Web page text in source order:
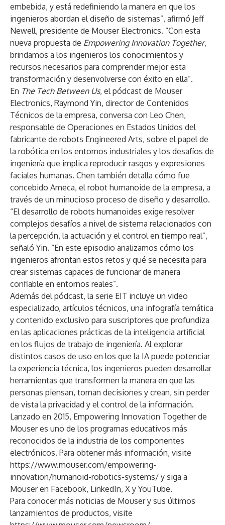
embebida, y está redefiniendo la manera en que los
ingenieros abordan el diseño de sistemas”, afirmó Jeff
Newell, presidente de Mouser Electronics. “Con esta
nueva propuesta de Empowering Innovation Together,
brindamos a los ingenieros los conocimientos y
recursos necesarios para comprender mejor esta
transformación y desenvolverse con éxito en ella”.
En The Tech Between Us, elpódcast de Mouser
Electronics, Raymond Yin, director de Contenidos
Técnicos de la empresa, conversa con Leo Chen,
responsable de Operaciones en Estados Unidos del
fabricante de robots Engineered Arts, sobre el papel de
la robótica en los entornos industriales y los desafíos de
ingeniería que implica reproducir rasgos y expresiones
faciales humanas. Chen también detalla cómo fue
concebido Ameca, el robot humanoide de la empresa, a
través de un minucioso proceso de diseño y desarrollo.
“El desarrollo de robots humanoides exige resolver
complejos desafíos a nivel de sistema relacionados con
la percepción, la actuación y el control en tiempo real”,
señaló Yin. “En este episodio analizamos cómo los
ingenieros afrontan estos retos y qué se necesita para
crear sistemas capaces de funcionar de manera
confiable en entornos reales”.
Además del pódcast, la serie EIT incluye un video
especializado, artículos técnicos, una infografía temática
y contenido exclusivo para suscriptores que profundiza
en las aplicaciones prácticas de la inteligencia artificial
en los flujos de trabajo de ingeniería. Al explorar
distintos casos de uso en los que la IA puede potenciar
la experiencia técnica, los ingenieros pueden desarrollar
herramientas que transformen la manera en que las
personas piensan, toman decisiones y crean, sin perder
de vista la privacidad y el control de la información.
Lanzado en 2015, Empowering Innovation Together de
Mouser es uno de los programas educativos más
reconocidos de la industria de los componentes
electrónicos. Para obtener más información, visite
https://www.mouser.com/empowering-
innovation/humanoid-robotics-systems/ y siga a
Mouser en Facebook, LinkedIn, X y YouTube.
Para conocer más noticias de Mouser y sus últimos
lanzamientos de productos, visite